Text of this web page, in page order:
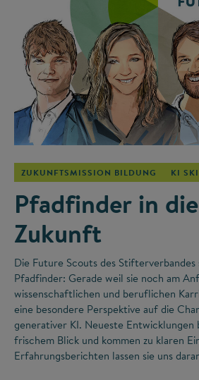
ZUKUNFTSMISSION BILDUNG KI
Pfadfinder in
Zukunft
Die Future Scouts des Stifterverbandes
Pfadfinder: Gerade weil sie noch am
wissenschaftlichen und beruflichen
eine besondere Perspektive auf die
generativer KI. Neueste Entwicklungen
frischem Blick und kommen zu klaren
Erfahrungsberichten lassen sie uns